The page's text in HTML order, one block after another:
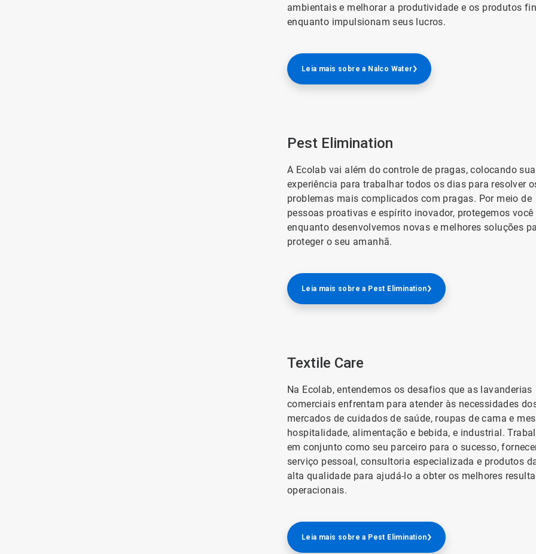
ambientais e melhorar a produtividade e os produtos
enquanto impulsionam seus lucros.
Leia mais sobre a Nalco Water
Pest Elimination
A Ecolab vai além do controle de pragas, colocando sua
experiência para trabalhar todos os dias para resolver
problemas mais complicados com pragas. Por meio de
pessoas proativas e espírito inovador, protegemos você
enquanto desenvolvemos novas e melhores soluções
proteger o seu amanhã.
Leia mais sobre a Pest Elimination
Textile Care
Na Ecolab, entendemos os desafios que as lavanderias
comerciais enfrentam para atender às necessidades
mercados de cuidados de saúde, roupas de cama e
hospitalidade, alimentação e bebida, e industrial.
em conjunto como seu parceiro para o sucesso,
serviço pessoal, consultoria especializada e produtos
alta qualidade para ajudá-lo a obter os melhores
operacionais.
Leia mais sobre a Pest Elimination